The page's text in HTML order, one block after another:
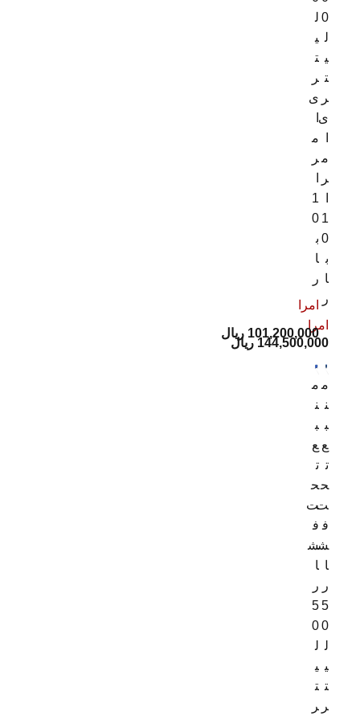
0
ل
ی
ت
ر
ی
م
ر
1
0
ب
ا
ر
امرا
144,500,000 ریال
ل
ی
ت
ر
ی
م
ر
1
0
ب
ا
ر
امرا
101,200,000 ریال
م
ن
ب
ع
ت
ح
ت
ف
ش
ا
ر
5
0
ل
ی
ت
ر
م
ن
ب
ع
ت
ح
ت
ف
ش
ا
ر
5
0
ل
ی
ت
ر